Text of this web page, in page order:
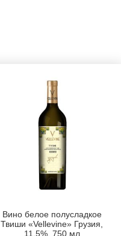
Вино белое полусладкое
Твиши «Vellevine» Грузия,
11.5%, 750 мл